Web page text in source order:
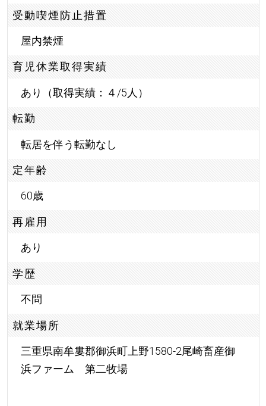
受動喫煙防止措置
屋内禁煙
育児休業取得実績
あり（取得実績：４/5人）
転勤
転居を伴う転勤なし
定年齢
60歳
再雇用
あり
学歴
不問
就業場所
三重県南牟婁郡御浜町上野1580-2尾崎畜産御
浜ファーム 第二牧場